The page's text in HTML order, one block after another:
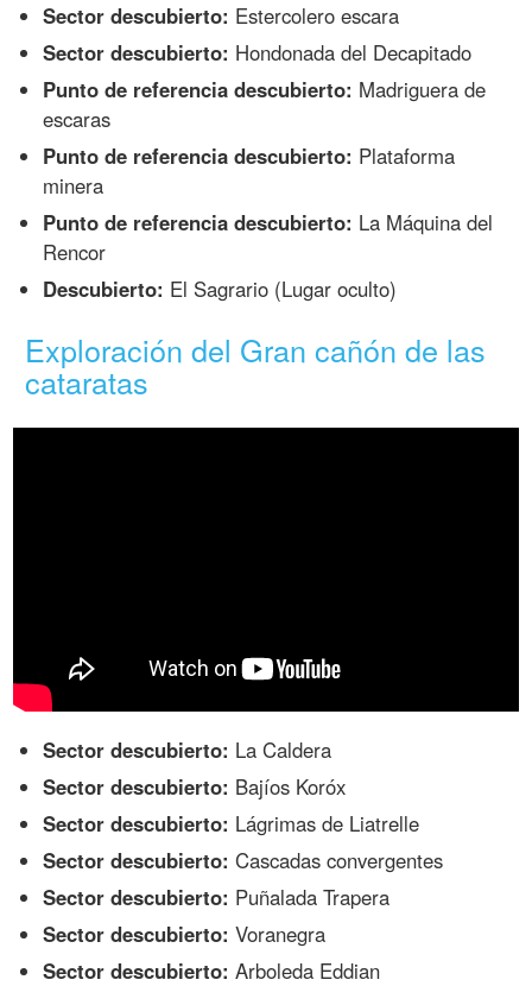
Sector descubierto: Estercolero escara
Sector descubierto: Hondonada del Decapitado
Punto de referencia descubierto: Madriguera de
escaras
Punto de referencia descubierto: Plataforma
minera
Punto de referencia descubierto: La Máquina del
Rencor
Descubierto: El Sagrario (Lugar oculto)
Exploración del Gran cañón de las
cataratas
Sector descubierto: La Caldera
Sector descubierto: Bajíos Koróx
Sector descubierto: Lágrimas de Liatrelle
Sector descubierto: Cascadas convergentes
Sector descubierto: Puñalada Trapera
Sector descubierto: Voranegra
Sector descubierto: Arboleda Eddian